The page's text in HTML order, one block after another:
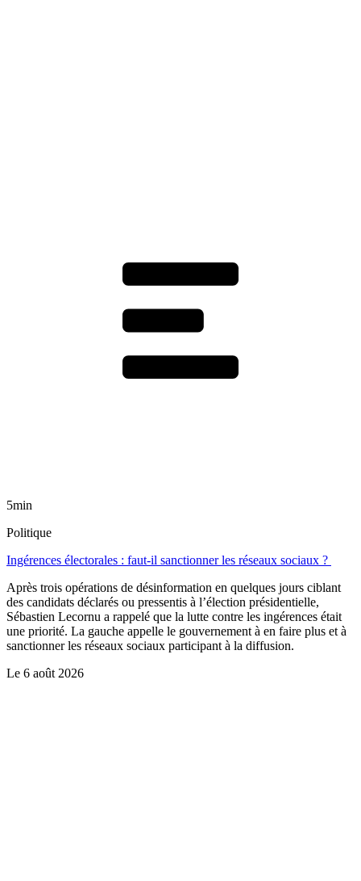
5min
Politique
Ingérences électorales : faut-il sanctionner les réseaux sociaux ?
Après trois opérations de désinformation en quelques jours ciblant
des candidats déclarés ou pressentis à l’élection présidentielle,
Sébastien Lecornu a rappelé que la lutte contre les ingérences était
une priorité. La gauche appelle le gouvernement à en faire plus et à
sanctionner les réseaux sociaux participant à la diffusion.
Le 6 août 2026